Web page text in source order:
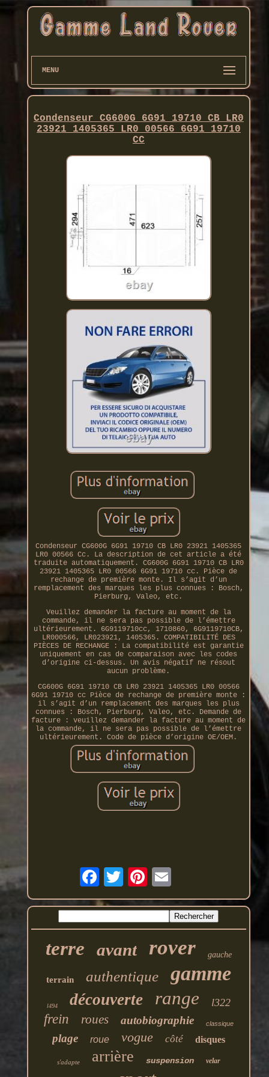
MENU
Condenseur CG600G 6G91 19710 CB LR0
23921 1405365 LR0 00566 6G91 19710
CC
Condenseur CG600G 6G91 19710 CB LR0 23921 1405365
LR0 00566 Cc. La description de cet article a été
traduite automatiquement. CG600G 6G91 19710 CB LR0
23921 1405365 LR0 00566 6G91 19710 cc. Pièce de
rechange de première monte. Il s’agit d’un
remplacement des marques les plus connues : Bosch,
Pierburg, Valeo, etc.
Veuillez demander la facture au moment de la
commande, il ne sera pas possible de l’émettre
ultérieurement. 6G9119710cc, 1710860, 6G9119710CB,
LR000566, LR023921, 1405365. COMPATIBILITÉ DES
PIÈCES DE RECHANGE : La compatibilité est garantie
uniquement en cas de comparaison avec les codes
d’origine ci-dessus. Un avis négatif ne résout
aucun problème.
CG600G 6G91 19710 CB LR0 23921 1405365 LR0 00566
6G91 19710 cc Pièce de rechange de première monte :
il s’agit d’un remplacement des marques les plus
connues : Bosch, Pierburg, Valeo, etc. Demande de
facture : veuillez demander la facture au moment de
la commande, il ne sera pas possible de l’émettre
ultérieurement. Code de pièce d’origine OE/OEM.
terre avant rover gauche
terrain authentique gamme
l494 découverte range l322
frein roues autobiographie classique
plage roue vogue côté disques
s'adapte arrière suspension velar